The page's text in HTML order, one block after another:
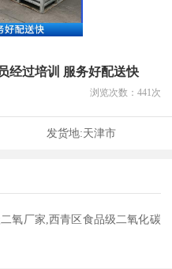
经过培训 服务好配送快
浏览次数： 441 次
发货地:天津市
氧厂家,西青区食品级二氧化碳